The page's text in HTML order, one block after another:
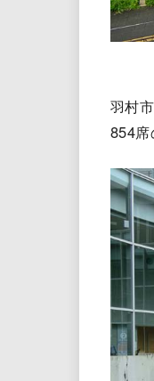
羽村
854席